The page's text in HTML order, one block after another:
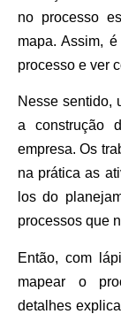
no processo
mapa. Assim,
processo e ver
Nesse sentido,
a construção
empresa. Os
na prática as
los do
processos que
Então, com
mapear o
detalhes